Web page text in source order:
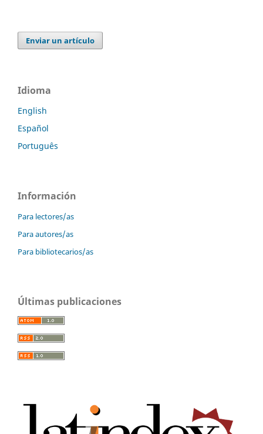
Enviar un artículo
Idioma
English
Español
Português
Información
Para lectores/as
Para autores/as
Para bibliotecarios/as
Últimas publicaciones